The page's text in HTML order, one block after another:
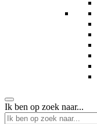
Ik ben op zoek naar...